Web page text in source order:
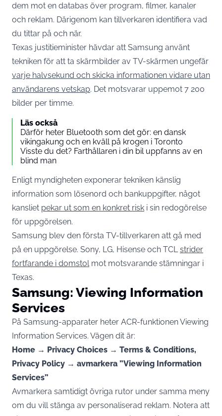
dem mot en databas över program, filmer, kanaler
och reklam. Därigenom kan tillverkaren identifiera vad
du tittar på och när.
Texas justitieminister hävdar att Samsung använt
tekniken för att ta skärmbilder av TV-skärmen ungefär
varje halvsekund och skicka informationen vidare utan
användarens vetskap. Det motsvarar uppemot 7 200
bilder per timme.
Läs också
Därför heter Bluetooth som det gör: en dansk
vikingakung och en kväll på krogen i Toronto
Visste du det? Farthållaren i din bil uppfanns av en
blind man
Enligt myndigheten exponerar tekniken känslig
information som lösenord och bankuppgifter, något
kansliet pekar ut som en konkret risk i sin redogörelse
för uppgörelsen.
Samsung blev den första TV-tillverkaren att gå med
på en uppgörelse. Sony, LG, Hisense och TCL strider
fortfarande i domstol mot motsvarande stämningar i
Texas.
Samsung: Viewing Information
Services
På Samsung-apparater heter ACR-funktionen Viewing
Information Services. Vägen dit är:
Home → Privacy Choices → Terms & Conditions,
Privacy Policy → avmarkera ”Viewing Information
Services”
Avmarkera samtidigt övriga rutor under samma meny
om du vill stänga av personaliserad reklam. Notera att